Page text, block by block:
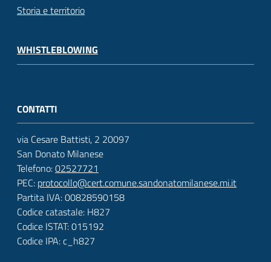
Storia e territorio
WHISTLEBLOWING
CONTATTI
via Cesare Battisti, 2 20097
San Donato Milanese
Telefono:02527721
PEC: protocollo@cert.comune.sandonatomilanese.mi.it
Partita IVA: 00828590158
Codice catastale: H827
Codice ISTAT: 015192
Codice IPA: c_h827